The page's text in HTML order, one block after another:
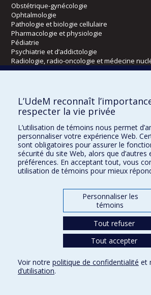
Obstétrique-gynécologie
Ophtalmologie
Pathologie et biologie cellulaire
Pharmacologie et physiologie
Pédiatrie
Psychiatrie et d’addictologie
Radiologie, radio-oncologie et médecine
Écoles
Kinésiologie et des sciences de l’activité
Orthophonie et audiologie
Réadaptation
Directions
DPC
CPASS
L’UdeM reconnaît
respecter la vie privée
L’utilisation de témoins nous permet
personnaliser votre expérience Web.
sont obligatoires pour assurer le
sécurité du site Web, alors que d’autres
préférences. En acceptant tout, vous
utilisation de témoins pour mieux
Personnaliser les
témoins
Tout refuser
Tout accepter
Voir notre politique de confidentialité et
d’utilisation.